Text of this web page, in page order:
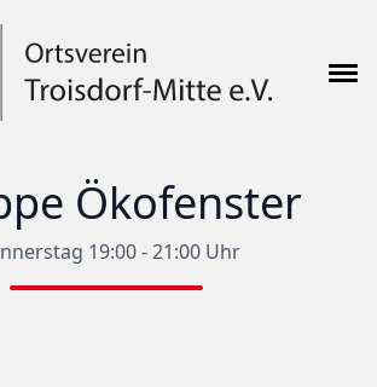
Ökofenster
19:00 - 21:00 Uhr